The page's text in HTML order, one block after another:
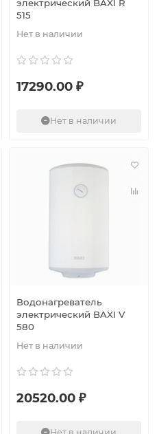
электрический BAXI R
515
Нет в наличии
17290.00 ₽
Нет в наличии
Водонагреватель
электрический BAXI V
580
Нет в наличии
20520.00 ₽